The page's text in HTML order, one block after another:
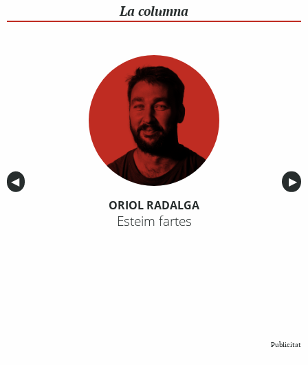
La columna
Anterior
◀︎ ▶︎
ORIOL RADALGA
Esteim fartes
Publicitat